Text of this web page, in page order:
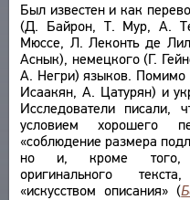
Был известен и как
(Д. Байрон, Т. Мур, А.
Мюссе, Л. Леконть де
Аснык), немецкого (Г.
А. Негри) языков. Помимо
Исаакян, А. Цатурян) и
Исследователи писали,
условием хорошего
«соблюдение размера
но и, кроме того,
оригинального
«искусством описания» (